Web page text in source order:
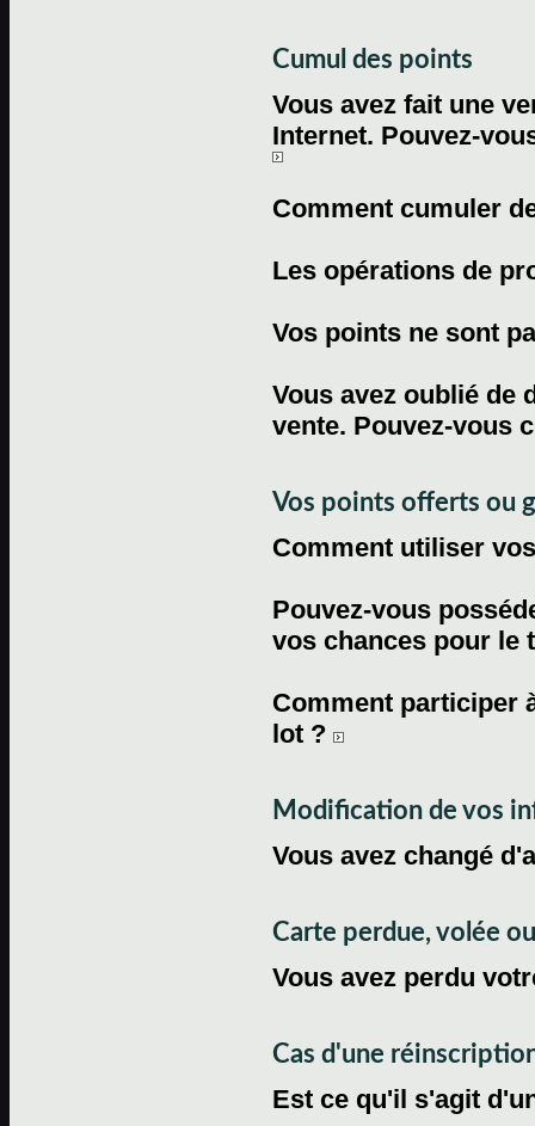
Cumul des points
Vous avez fait une
Internet. Pouvez-
Comment cumuler
Les opérations de
Vos points ne sont
Vous avez oublié de
vente. Pouvez-vous
Vos points offerts ou
Comment utiliser
Pouvez-vous
vos chances pour le
Comment participer
lot ?
Modification de vos
Vous avez changé
Carte perdue, volée
Vous avez perdu
Cas d'une
Est ce qu'il s'agit